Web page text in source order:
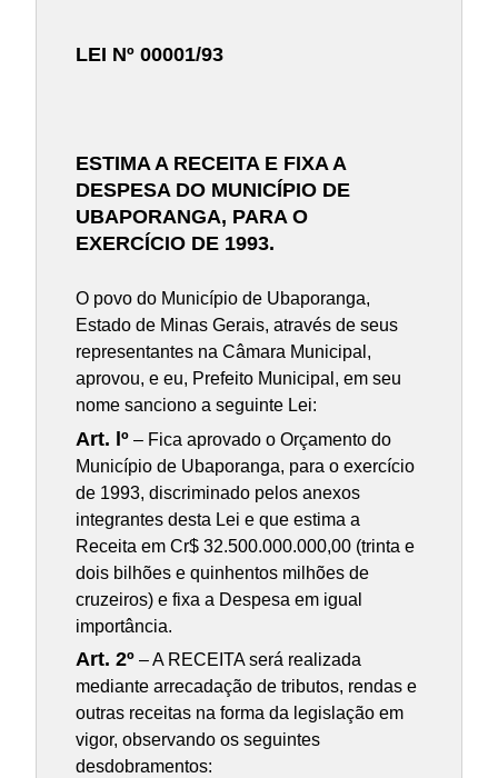
LEI Nº 00001/93
ESTIMA A RECEITA E FIXA A
DESPESA DO MUNICÍPIO DE
UBAPORANGA, PARA O
EXERCÍCIO DE 1993.
O povo do Município de Ubaporanga,
Estado de Minas Gerais, através de seus
representantes na Câmara Municipal,
aprovou, e eu, Prefeito Municipal, em seu
nome sanciono a seguinte Lei:
Art. lº – Fica aprovado o Orçamento do
Município de Ubaporanga, para o exercício
de 1993, discriminado pelos anexos
integrantes desta Lei e que estima a
Receita em Cr$ 32.500.000.000,00 (trinta e
dois bilhões e quinhentos milhões de
cruzeiros) e fixa a Despesa em igual
importância.
Art. 2º – A RECEITA será realizada
mediante arrecadação de tributos, rendas e
outras receitas na forma da legislação em
vigor, observando os seguintes
desdobramentos: